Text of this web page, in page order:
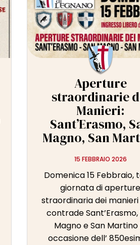
Aperture
straordinarie
Manieri:
Sant’Erasmo,
Magno, San
15 FEBBRAIO 2026
Domenica 15 Febbraio,
giornata di aperture
straordinaria dei
contrade Sant’Erasmo,
Magno e San Martino
occasione dell’